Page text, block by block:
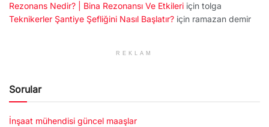
Rezonans Nedir? | Bina Rezonansı Ve Etkileri için tolga
Teknikerler Şantiye Şefliğini Nasıl Başlatır? için ramazan demir
REKLAM
Sorular
İnşaat mühendisi güncel maaşlar